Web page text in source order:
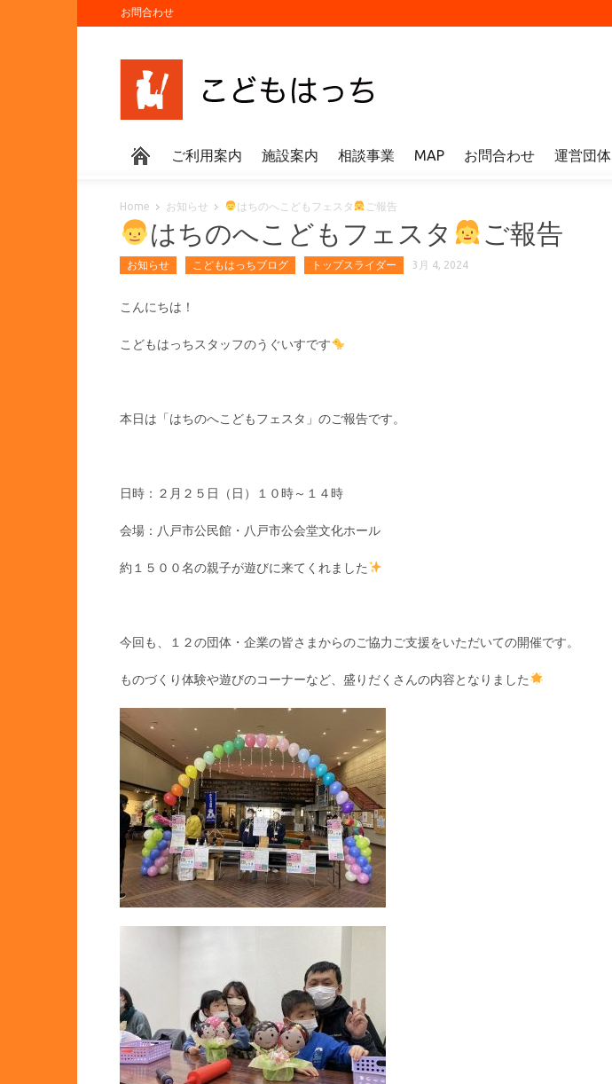
お問合わせ
ご利用案内 施設案内 相談事業 MAP お問合わせ 運営団体
Home お知らせ はちのへこどもフェスタ ご報告
はちのへこどもフェスタ ご報告
お知らせ こどもはっちブログ トップスライダー 3月 4, 2024
こんにちは！
こどもはっちスタッフのうぐいすです
本日は「はちのへこどもフェスタ」のご報告です。
日時：２月２５日（日）１０時～１４時
会場：八戸市公民館・八戸市公会堂文化ホール
約１５００名の親子が遊びに来てくれました
今回も、１２の団体・企業の皆さまからのご協力ご支援をいただいての開催です。
ものづくり体験や遊びのコーナーなど、盛りだくさんの内容となりました